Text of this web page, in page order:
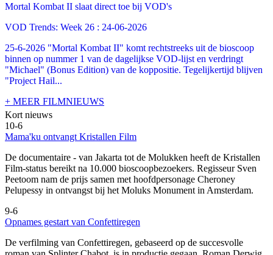
Mortal Kombat II slaat direct toe bij VOD's
VOD Trends: Week 26 : 24-06-2026
25-6-2026 "Mortal Kombat II" komt rechtstreeks uit de bioscoop
binnen op nummer 1 van de dagelijkse VOD-lijst en verdringt
"Michael" (Bonus Edition) van de koppositie. Tegelijkertijd blijven
"Project Hail...
+ MEER FILMNIEUWS
Kort nieuws
10-6
Mama'ku ontvangt Kristallen Film
De documentaire - van Jakarta tot de Molukken heeft de Kristallen
Film-status bereikt na 10.000 bioscoopbezoekers. Regisseur Sven
Peetoom nam de prijs samen met hoofdpersonage Cheroney
Pelupessy in ontvangst bij het Moluks Monument in Amsterdam.
9-6
Opnames gestart van Confettiregen
De verfilming van Confettiregen, gebaseerd op de succesvolle